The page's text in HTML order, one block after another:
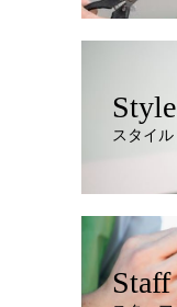
Style
スタイル
Staff